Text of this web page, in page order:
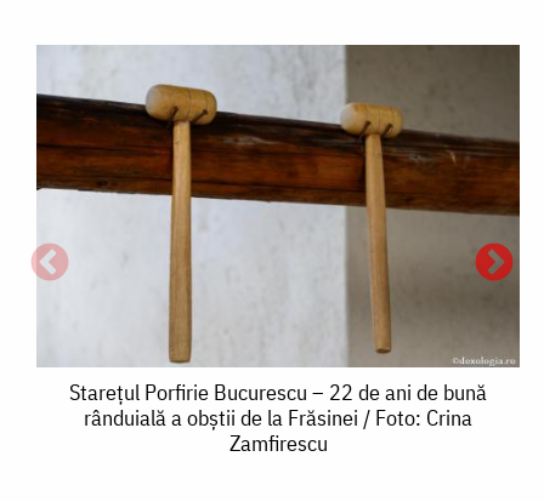
Starețul
Porfirie
Starețul Porfirie Bucurescu – 22 de ani de bună
rânduială a obștii de la Frăsinei / Foto: Crina
Zamfirescu